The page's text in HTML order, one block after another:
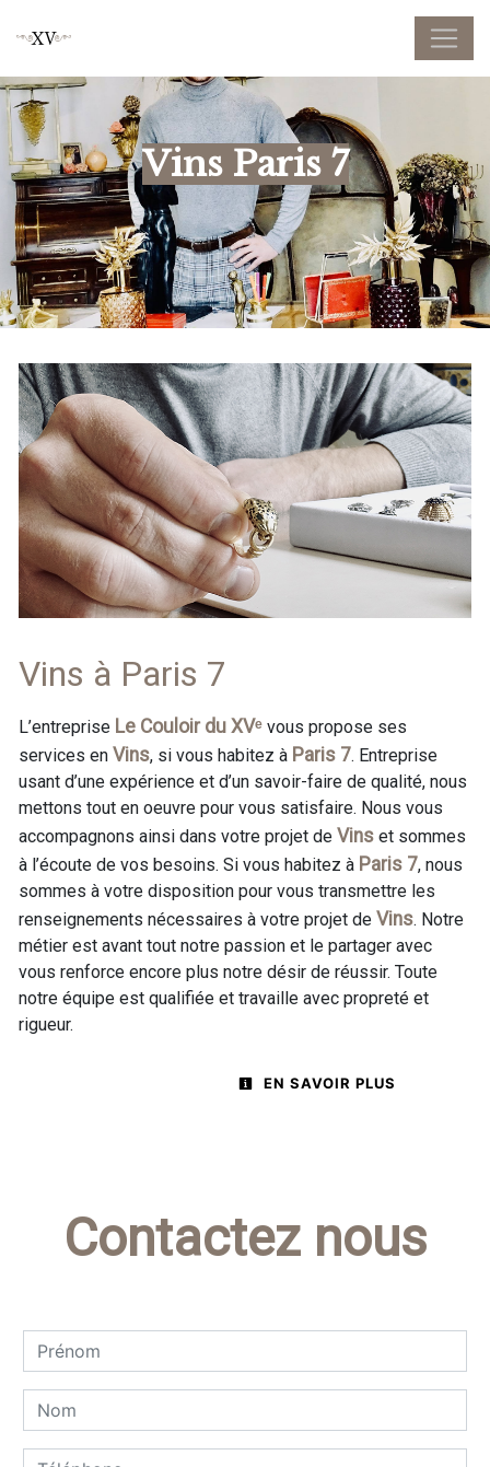
Vins Paris 7
Vins à Paris 7
L’entreprise Le Couloir du XVᵉ vous propose ses
services en Vins, si vous habitez à Paris 7. Entreprise
usant d’une expérience et d’un savoir-faire de qualité, nous
mettons tout en oeuvre pour vous satisfaire. Nous vous
accompagnons ainsi dans votre projet de Vins et sommes
à l’écoute de vos besoins. Si vous habitez à Paris 7, nous
sommes à votre disposition pour vous transmettre les
renseignements nécessaires à votre projet de Vins. Notre
métier est avant tout notre passion et le partager avec
vous renforce encore plus notre désir de réussir. Toute
notre équipe est qualifiée et travaille avec propreté et
rigueur.
EN SAVOIR PLUS
Contactez nous